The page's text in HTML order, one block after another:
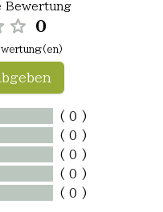
Bewertung
0
( 0 )
( 0 )
( 0 )
( 0 )
( 0 )